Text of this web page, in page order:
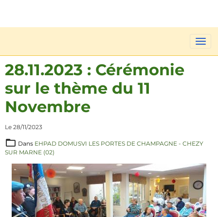
28.11.2023 : Cérémonie
sur le thème du 11
Novembre
Le 28/11/2023
Dans EHPAD DOMUSVI LES PORTES DE CHAMPAGNE - CHEZY
SUR MARNE (02)